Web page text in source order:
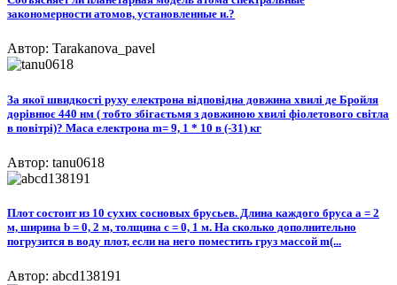
закономерности атомов, установленные и.?
Автор: Tarakanova_pavel
За якої швидкості руху електрона відповідна довжина хвилі де Бройля
дорівнює 440 нм ( тобто збігаєтьмя з довжиною хвилі фіолетового світла
в повітрі)? Маса електрона m= 9, 1 * 10 в (-31) кг
Автор: tanu0618
Плот состоит из 10 сухих сосновых брусьев. Длина каждого бруса a = 2
м, ширина b = 0, 2 м, толщина с = 0, 1 м. На сколько дополнительно
погрузится в воду плот, если на него поместить груз массой m(...
Автор: abcd138191